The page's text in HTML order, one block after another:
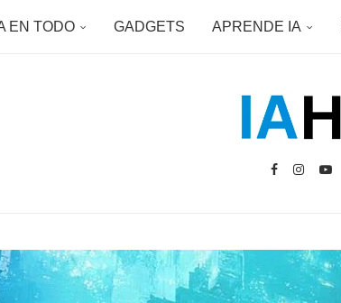
EN TODO GADGETS APRENDE IA